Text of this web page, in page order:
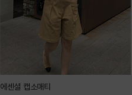
에센셜 캡소매티